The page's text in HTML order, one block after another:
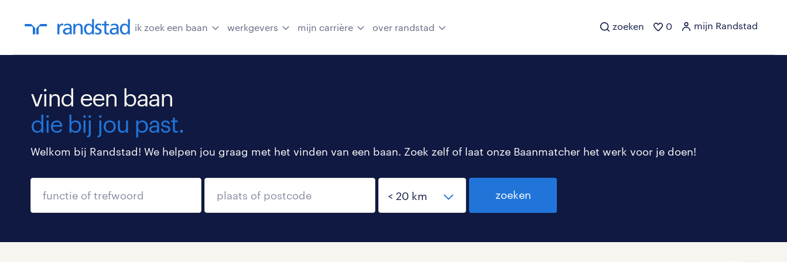
ik zoek een baan werkgevers mijn carrière over randstad zoeken 0 mijn Randstad
vind een baan
die bij jou past.
Welkom bij Randstad! We helpen jou graag met het vinden van een baan. Zoek zelf of laat onze Baanmatcher het werk voor je doen!
zoeken